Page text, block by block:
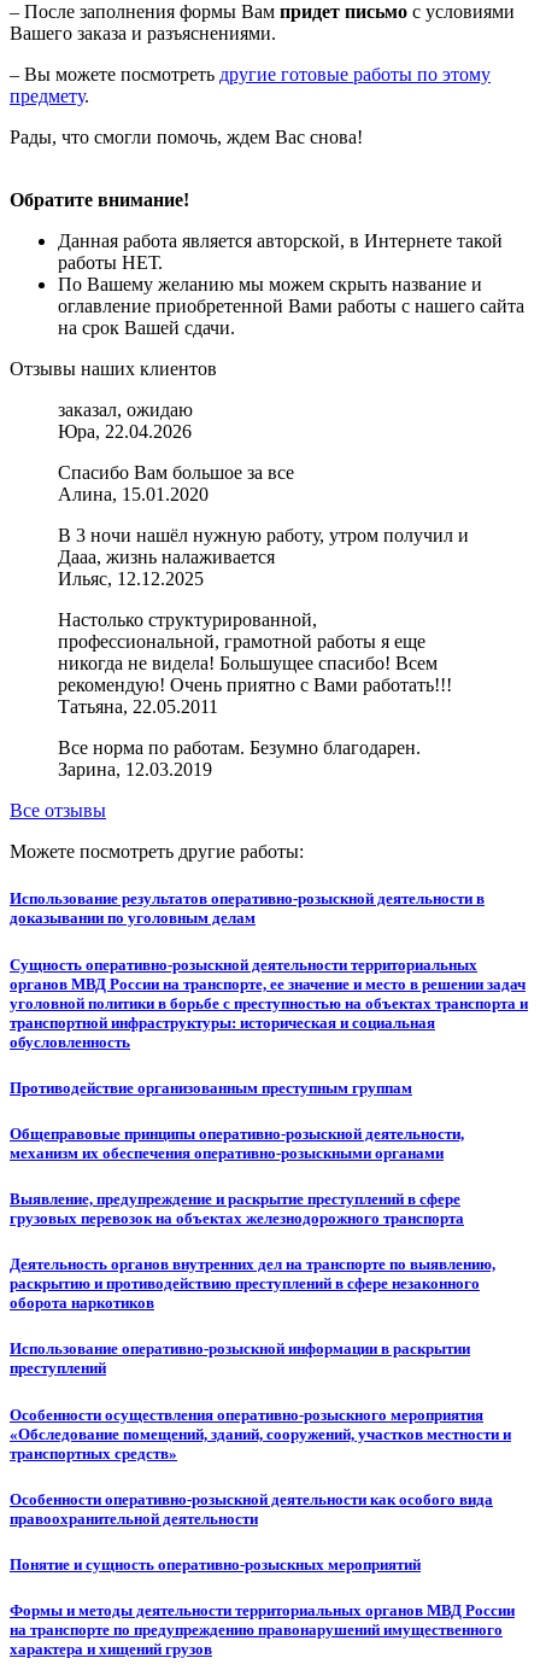
– После заполнения формы Вам придет письмо с условиями
Вашего заказа и разъяснениями.
– Вы можете посмотреть другие готовые работы по этому
предмету.
Рады, что смогли помочь, ждем Вас снова!
Обратите внимание!
Данная работа является авторской, в Интернете такой
работы НЕТ.
По Вашему желанию мы можем скрыть название и
оглавление приобретенной Вами работы с нашего сайта
на срок Вашей сдачи.
Отзывы наших клиентов
заказал, ожидаю
Юра, 22.04.2026
Спасибо Вам большое за все
Алина, 15.01.2020
В 3 ночи нашёл нужную работу, утром получил и
Дааа, жизнь налаживается
Ильяс, 12.12.2025
Настолько структурированной,
профессиональной, грамотной работы я еще
никогда не видела! Большущее спасибо! Всем
рекомендую! Очень приятно с Вами работать!!!
Татьяна, 22.05.2011
Все норма по работам. Безумно благодарен.
Зарина, 12.03.2019
Все отзывы
Можете посмотреть другие работы:
Использование результатов оперативно-розыскной деятельности в
доказывании по уголовным делам
Сущность оперативно-розыскной деятельности территориальных
органов МВД России на транспорте, ее значение и место в решении задач
уголовной политики в борьбе с преступностью на объектах транспорта и
транспортной инфраструктуры: историческая и социальная
обусловленность
Противодействие организованным преступным группам
Общеправовые принципы оперативно-розыскной деятельности,
механизм их обеспечения оперативно-розыскными органами
Выявление, предупреждение и раскрытие преступлений в сфере
грузовых перевозок на объектах железнодорожного транспорта
Деятельность органов внутренних дел на транспорте по выявлению,
раскрытию и противодействию преступлений в сфере незаконного
оборота наркотиков
Использование оперативно-розыскной информации в раскрытии
преступлений
Особенности осуществления оперативно-розыскного мероприятия
«Обследование помещений, зданий, сооружений, участков местности и
транспортных средств»
Особенности оперативно-розыскной деятельности как особого вида
правоохранительной деятельности
Понятие и сущность оперативно-розыскных мероприятий
Формы и методы деятельности территориальных органов МВД России
на транспорте по предупреждению правонарушений имущественного
характера и хищений грузов